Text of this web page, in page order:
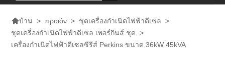
บ้าน > προϊόν > ชุดเครื่องกำเนิดไฟฟ้าดีเซล >
ชุดเครื่องกำเนิดไฟฟ้าดีเซล เพอร์กินส์ ชุด >
เครื่องกำเนิดไฟฟ้าดีเซลซีรีส์ Perkins ขนาด 36kW 45kVA